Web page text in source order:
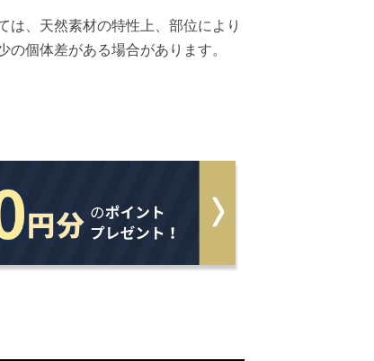
は、天然素材の特性上、部位により
個体差がある場合があります。